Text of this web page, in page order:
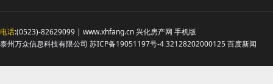
电话:(0523)-82629099 | www.xhfang.cn 兴化房产网 手机版
泰州万众信息科技有限公司 苏ICP备19051197号-432128202000125百度新闻